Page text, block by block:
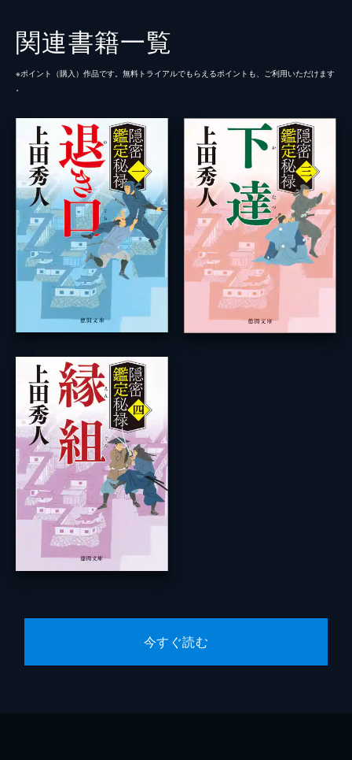
関連書籍一覧
※ポイント（購⼊）作品です。無料トライアルでもらえるポイントも、ご利⽤いただけます
。
今すぐ読む